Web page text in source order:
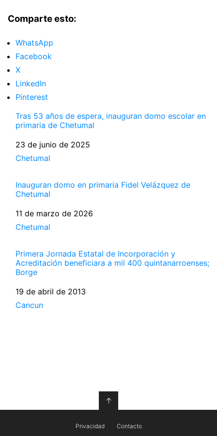
Comparte esto:
WhatsApp
Facebook
X
LinkedIn
Pinterest
Tras 53 años de espera, inauguran domo escolar en
primaria de Chetumal
Fecha
23 de junio de 2025
Respecto a
Chetumal
Inauguran domo en primaria Fidel Velázquez de
Chetumal
Fecha
11 de marzo de 2026
Respecto a
Chetumal
Primera Jornada Estatal de Incorporación y
Acreditación beneficiara a mil 400 quintanarroenses;
Borge
Fecha
19 de abril de 2013
Respecto a
Cancun
↑
Privacidad Contacto